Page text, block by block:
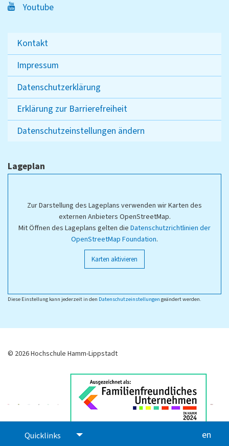
Quicklinks en
Youtube
Kontakt
Impressum
Datenschutzerklärung
Erklärung zur Barrierefreiheit
Datenschutzeinstellungen ändern
Lageplan
Zur Darstellung des Lageplans verwenden wir Karten des
externen Anbieters OpenStreetMap.
Mit Öffnen des Lageplans gelten die Datenschutzrichtlinien der
OpenStreetMap Foundation.
Karten aktivieren
Diese Einstellung kann jederzeit in den Datenschutzeinstellungen geändert werden.
© 2026 Hochschule Hamm-Lippstadt